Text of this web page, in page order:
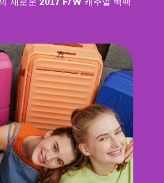
새로운 2017 F/W 캐주얼 백팩